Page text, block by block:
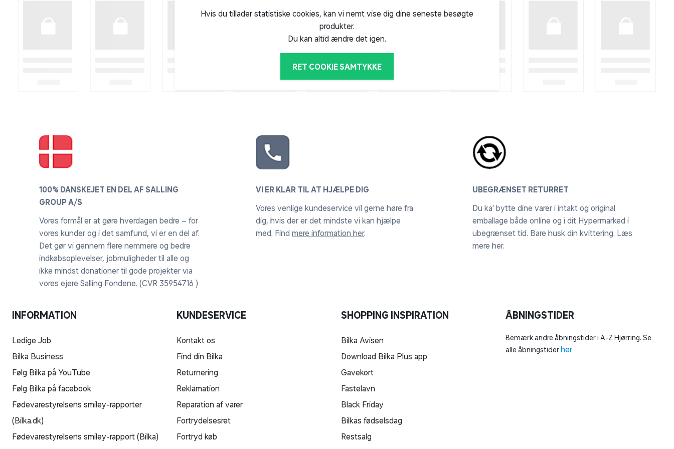
Hvis du tillader statistiske cookies, kan vi nemt vise dig dine seneste besøgte
produkter.
Du kan altid ændre det igen.
RET COOKIE SAMTYKKE
100% DANSKEJET EN DEL AF SALLING
GROUP A/S
Vores formål er at gøre hverdagen bedre – for
vores kunder og i det samfund, vi er en del af.
Det gør vi gennem flere nemmere og bedre
indkøbsoplevelser, jobmuligheder til alle og
ikke mindst donationer til gode projekter via
vores ejere Salling Fondene. (CVR 35954716 )
VI ER KLAR TIL AT HJÆLPE DIG
Vores venlige kundeservice vil gerne høre fra
dig, hvis der er det mindste vi kan hjælpe
med. Find mere information her.
UBEGRÆNSET RETURRET
Du ka' bytte dine varer i intakt og original
emballage både online og i dit Hypermarked i
ubegrænset tid. Bare husk din kvittering. Læs
mere her.
INFORMATION
Ledige Job
Bilka Business
Følg Bilka på YouTube
Følg Bilka på facebook
Fødevarestyrelsens smiley-rapporter
(Bilka.dk)
Fødevarestyrelsens smiley-rapport (Bilka)
KUNDESERVICE
Kontakt os
Find din Bilka
Returnering
Reklamation
Reparation af varer
Fortrydelsesret
Fortryd køb
SHOPPING INSPIRATION
Bilka Avisen
Download Bilka Plus app
Gavekort
Fastelavn
Black Friday
Bilkas fødselsdag
Restsalg
ÅBNINGSTIDER
Bemærk andre åbningstider i A-Z Hjørring. Se
alle åbningstiderher